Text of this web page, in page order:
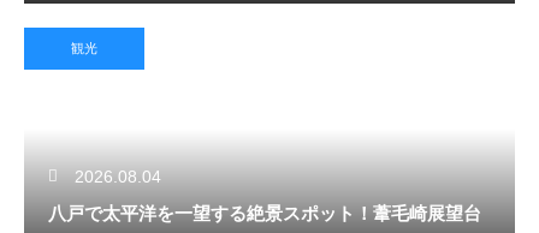
観光
2026.08.04
八戸で太平洋を一望する絶景スポット！葦毛崎展望台